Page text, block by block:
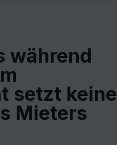
während
setzt keine
Mieters